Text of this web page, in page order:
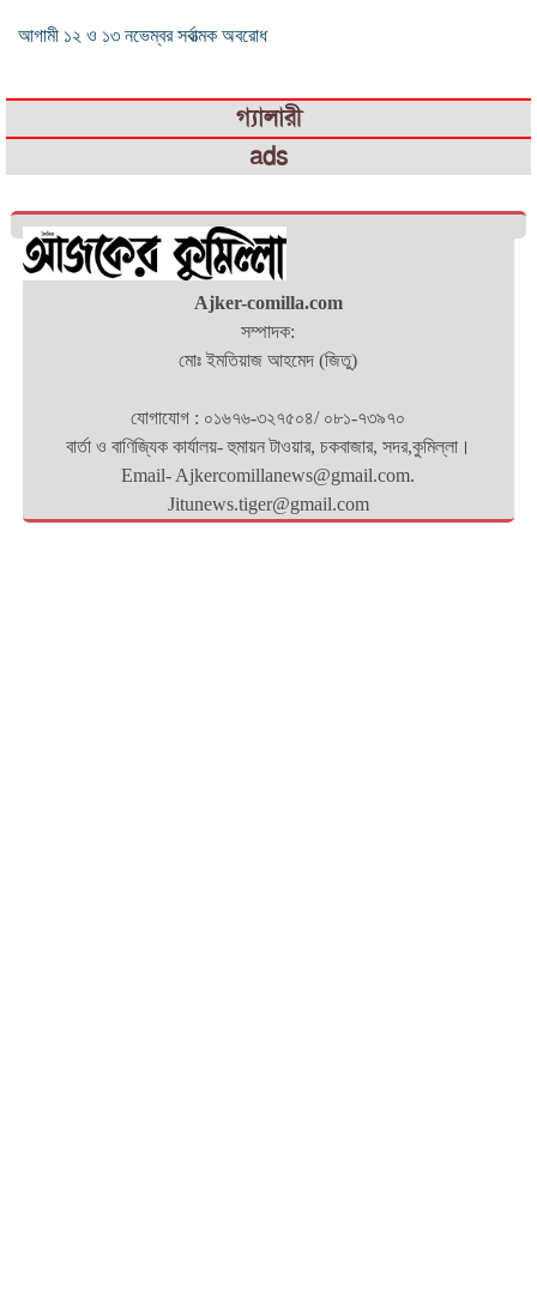
আগামী ১২ ও ১৩ নভেম্বর সর্বাত্মক অবরোধ
গ্যালারী
ads
Ajker-comilla.com
সম্পাদক:
মোঃ ইমতিয়াজ আহমেদ (জিতু)
যোগাযোগ : ০১৬৭৬-৩২৭৫০৪/ ০৮১-৭৩৯৭০
বার্তা ও বাণিজ্যিক কার্যালয়- হুমায়ন টাওয়ার, চকবাজার, সদর,কুমিল্লা।
Email- Ajkercomillanews@gmail.com.
Jitunews.tiger@gmail.com